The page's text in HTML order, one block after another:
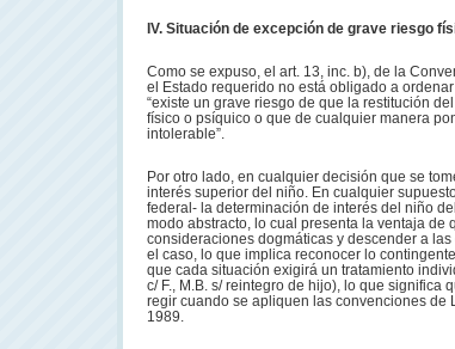
IV. Situación de excepción de grave riesgo
Como se expuso, el art. 13, inc. b), de la
el Estado requerido no está obligado a
“existe un grave riesgo de que la restitución
físico o psíquico o que de cualquier manera
intolerable”.
Por otro lado, en cualquier decisión que se
interés superior del niño. En cualquier
federal- la determinación de interés del niño
modo abstracto, lo cual presenta la ventaja de
consideraciones dogmáticas y descender a
el caso, lo que implica reconocer lo
que cada situación exigirá un tratamiento
c/ F., M.B. s/ reintegro de hijo), lo que significa
regir cuando se apliquen las convenciones de
1989.